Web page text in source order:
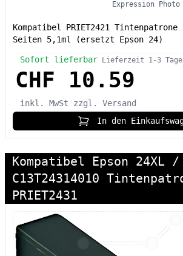
Expression Photo
Kompatibel PRIET2421 Tintenpatrone
Seiten 5,1ml (ersetzt Epson 24)
Sofort lieferbar Lieferzeit 1-3 Tage
CHF 10.59
inkl. MwSt
zzgl. Versand
In den
Kompatibel Epson 24XL /
C13T24314010
PRIET2431